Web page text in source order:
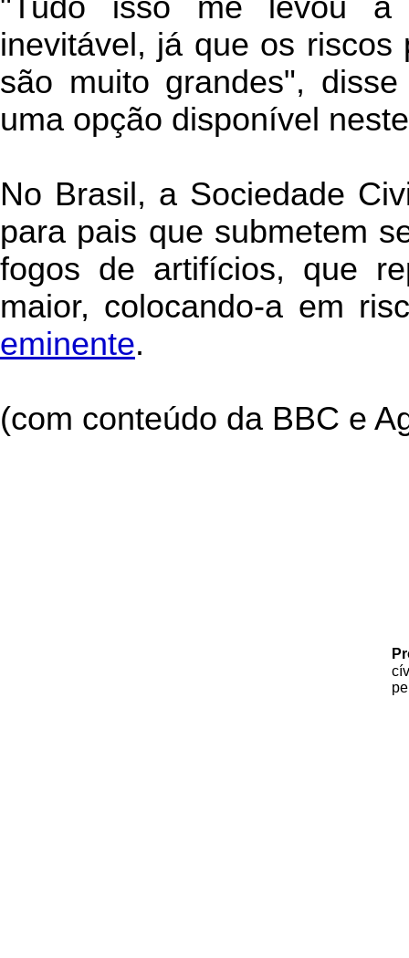
"Tudo isso me levou
inevitável, já que os
são muito grandes",
uma opção disponível
No Brasil, a Sociedade
para pais que submetem
fogos de artifícios, que
maior, colocando-a em
eminente.
(com conteúdo da BBC e